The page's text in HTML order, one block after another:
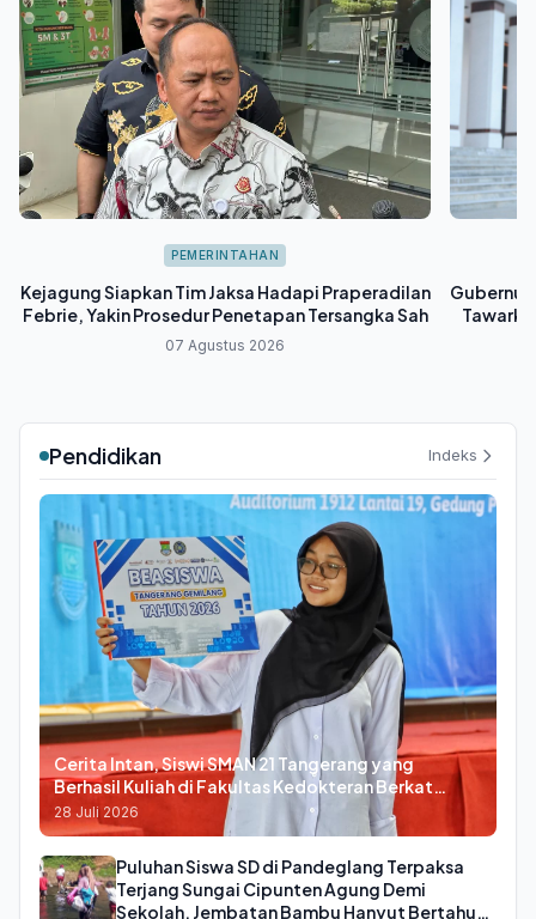
PEMERINTAHAN
Kejagung Siapkan Tim Jaksa Hadapi Praperadilan
Febrie, Yakin Prosedur Penetapan Tersangka Sah
07 Agustus 2026
Gubernur
Pendidikan Indeks
Cerita Intan, Siswi SMAN 21 Tangerang yang
Berhasil Kuliah di Fakultas Kedokteran Berkat
Beasiswa Tangerang Gemilang
28 Juli 2026
Puluhan Siswa SD di Pandeglang Terpaksa
Terjang Sungai Cipunten Agung Demi
Sekolah, Jembatan Bambu Hanyut Bertahun-